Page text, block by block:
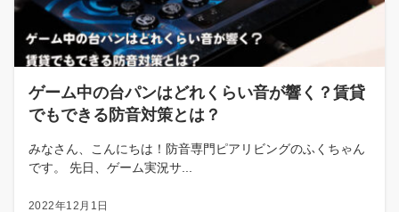
ゲーム中の台パンはどれくらい音が響く？賃貸
でもできる防音対策とは？
みなさん、こんにちは！防音専門ピアリビングのふくちゃん
です。 先日、ゲーム実況サ...
2022年12月1日